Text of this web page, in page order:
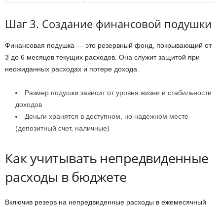
Шаг 3. Создание финансовой подушки
Финансовая подушка — это резервный фонд, покрывающий от
3 до 6 месяцев текущих расходов. Она служит защитой при
неожиданных расходах и потере дохода.
Размер подушки зависит от уровня жизни и стабильности
доходов
Деньги хранятся в доступном, но надежном месте
(депозитный счет, наличные)
Как учитывать непредвиденные
расходы в бюджете
Включив резерв на непредвиденные расходы в ежемесячный